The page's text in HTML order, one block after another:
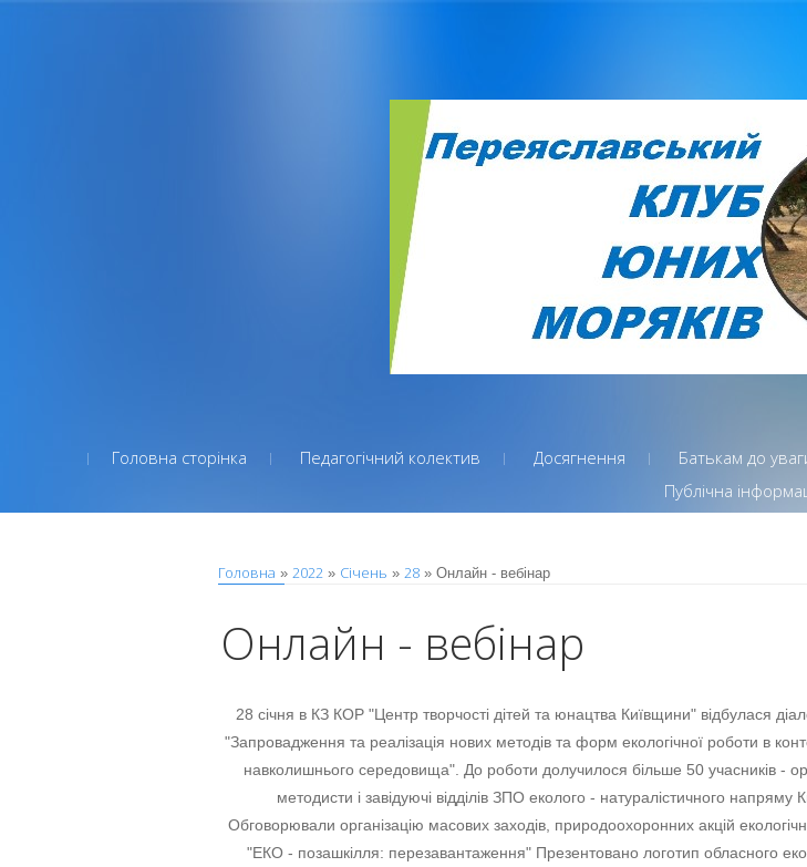
Головна сторінка Педагогічний колектив Досягнення Батькам до
Публічна
Головна » 2022 » Січень » 28 » Онлайн - вебінар
Онлайн - вебінар
28 січня в КЗ КОР "Центр творчості дітей та юнацтва Київщини" відбулася
"Запровадження та реалізація нових методів та форм екологічної роботи в
навколишнього середовища". До роботи долучилося більше 50 учасників -
методисти і завідуючі відділів ЗПО еколого - натуралістичного напряму
Обговорювали організацію масових заходів, природоохоронних акцій
"ЕКО - позашкілля: перезавантаження" Презентовано логотип обласного